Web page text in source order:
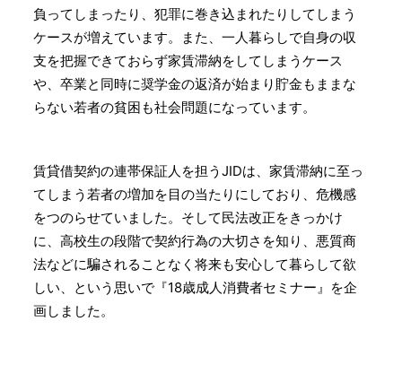
負ってしまったり、犯罪に巻き込まれたりしてしまう
ケースが増えています。また、一人暮らしで自身の収
⽀を把握できておらず家賃滞納をしてしまうケース
や、卒業と同時に奨学⾦の返済が始まり貯金もままな
らない若者の貧困も社会問題になっています。
賃貸借契約の連帯保証⼈を担うJIDは、家賃滞納に⾄っ
てしまう若者の増加を⽬の当たりにしており、危機感
をつのらせていました。そして民法改正をきっかけ
に、高校生の段階で契約行為の大切さを知り、悪質商
法などに騙されることなく将来も安心して暮らして欲
しい、という思いで『18歳成⼈消費者セミナー』を企
画しました。